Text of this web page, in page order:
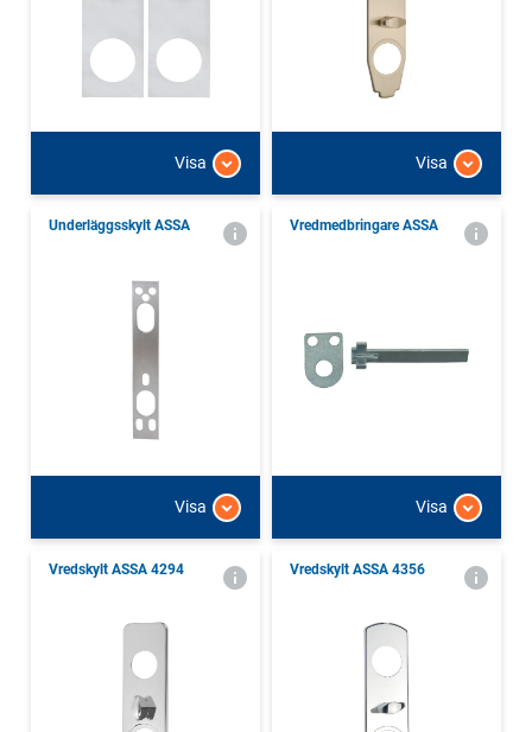
Visa Visa
Underläggsskylt ASSA
Visa
Vredmedbringare ASSA
Visa
Vredskylt ASSA 4294 Vredskylt ASSA 4356